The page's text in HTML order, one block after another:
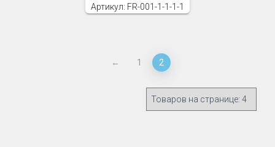
Артикул: FR-001-1-1-1-1
← 1 2